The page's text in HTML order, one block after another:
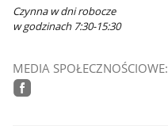
Czynna w dni robocze
w godzinach 7:30-15:30
MEDIA SPOŁECZNOŚCIOWE: